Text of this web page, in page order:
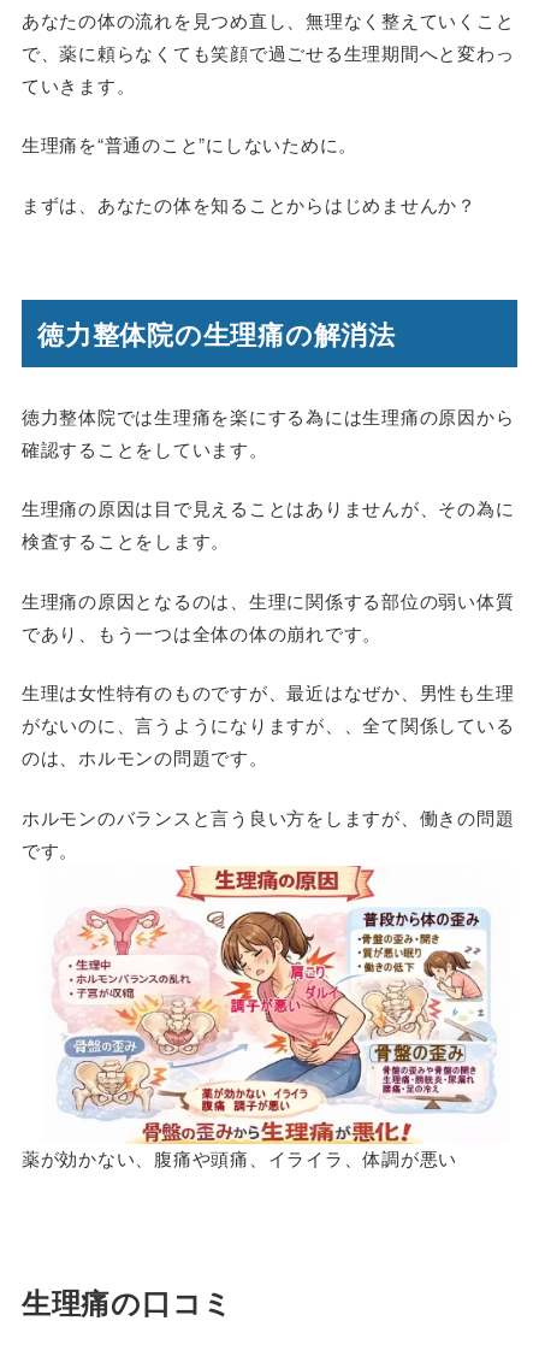
あなたの体の流れを見つめ直し、無理なく整えていくこと
で、薬に頼らなくても笑顔で過ごせる生理期間へと変わっ
ていきます。
生理痛を“普通のこと”にしないために。
まずは、あなたの体を知ることからはじめませんか？
徳力整体院の生理痛の解消法
徳力整体院では生理痛を楽にする為には生理痛の原因から
確認することをしています。
生理痛の原因は目で見えることはありませんが、その為に
検査することをします。
生理痛の原因となるのは、 生理に関係する部位の弱い体質
であり、もう一つは全体の体の崩れです。
生理は女性特有のものですが、最近はなぜか、男性も生理
がないのに、言うようになりますが、、全て関係している
のは、ホルモンの問題です。
ホルモンのバランスと言う良い方をしますが、働きの問題
です。
薬が効かない、腹痛や頭痛、イライラ、体調が悪い
生理痛の口コミ